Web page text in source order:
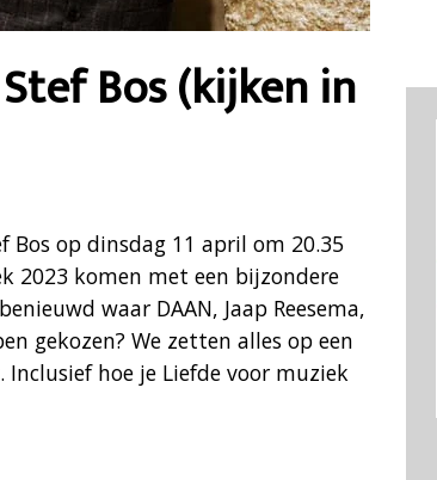
Bos (kijken in
op dinsdag 11 april om 20.35
2023 komen met een bijzondere
waar DAAN, Jaap Reesema,
gekozen? We zetten alles op een
hoe je Liefde voor muziek